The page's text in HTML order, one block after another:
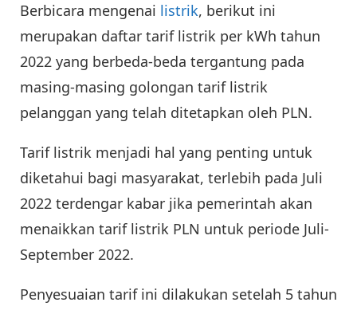
Berbicara mengenai listrik, berikut ini
merupakan daftar tarif listrik per kWh tahun
2022 yang berbeda-beda tergantung pada
masing-masing golongan tarif listrik
pelanggan yang telah ditetapkan oleh PLN.
Tarif listrik menjadi hal yang penting untuk
diketahui bagi masyarakat, terlebih pada Juli
2022 terdengar kabar jika pemerintah akan
menaikkan tarif listrik PLN untuk periode Juli-
September 2022.
Penyesuaian tarif ini dilakukan setelah 5 tahun